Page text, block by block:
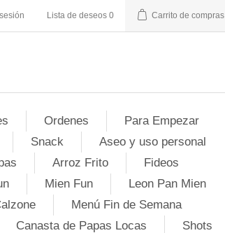
Lista de deseos 0 Carrito de compras
Ordenes
Para Empezar
Snack
Aseo y uso personal
Arroz Frito
Fideos
Mien Fun
Leon Pan Mien
Menú Fin de Semana
Canasta de Papas Locas
Shots